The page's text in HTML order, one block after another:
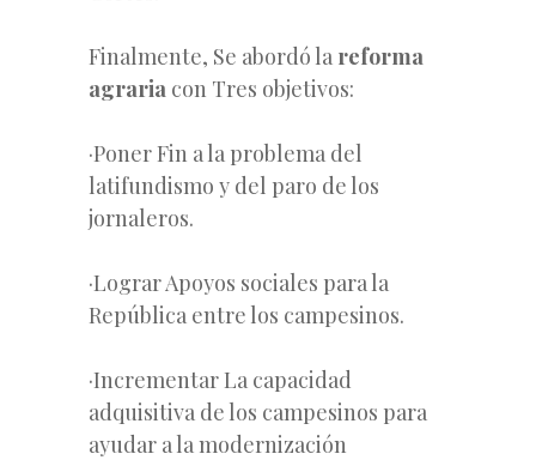
Finalmente, Se abordó la reforma
agraria con Tres objetivos:
·Poner Fin a la problema del
latifundismo y del paro de los
jornaleros.
·Lograr Apoyos sociales para la
República entre los campesinos.
·Incrementar La capacidad
adquisitiva de los campesinos para
ayudar a la modernización